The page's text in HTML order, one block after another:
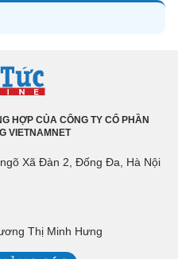
HỢP CỦA CÔNG TY CỔ PHẦN
VIETNAMNET
Xã Đàn 2, Đống Đa, Hà Nội
Thị Minh Hưng